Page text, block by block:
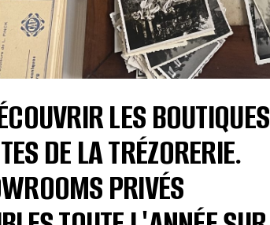
LES BOUTIQUES
DE LA TRÉZORERIE.
PRIVÉS